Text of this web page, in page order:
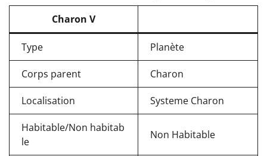
Charon V
Type Planète
Corps parent Charon
Localisation Systeme Charon
Habitable/Non habitab
le
Non Habitable